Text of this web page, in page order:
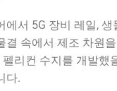
에서 5G 장비 레일,
결 속에서 제조 차원
리컨 수지를 개발했
다.